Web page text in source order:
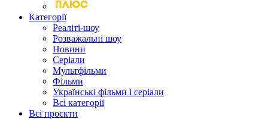
Категорії
Реаліті-шоу
Розважальні шоу
Новини
Серіали
Мультфільми
Фільми
Українські фільми і серіали
Всі категорії
Всі проєкти